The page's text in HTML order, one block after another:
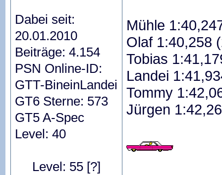
Dabei seit:
20.01.2010
Beiträge: 4.154
PSN Online-ID:
GTT-BineinLandei
GT6 Sterne: 573
GT5 A-Spec
Level: 40
Level: 55 [?]
Mühle
Olaf 1:40,258
Tobias
Landei
Tommy
Jürgen